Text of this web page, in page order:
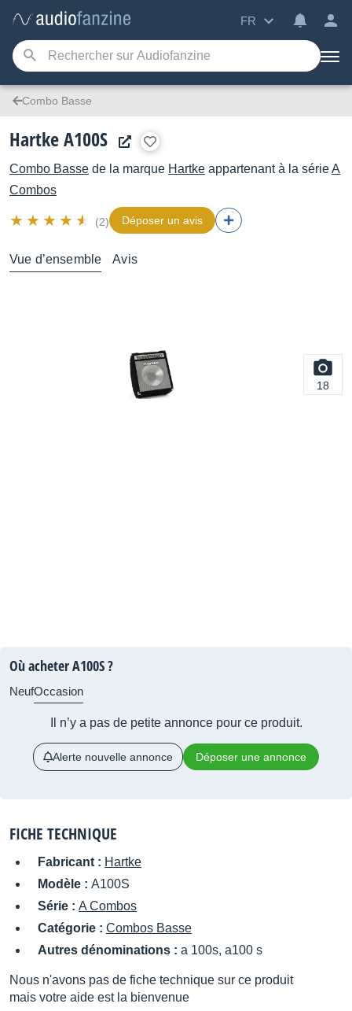
FR
Combo Basse
Hartke A100S
Combo Basse de la marque Hartke appartenant à la sérieA
Combos
(2) Déposer un avis
Vue d’ensemble Avis
18
Où acheter A100S ?
NeufOccasion
Il n’y a pas de petite annonce pour ce produit.
Alerte nouvelle annonce Déposer une annonce
FICHE TECHNIQUE
Fabricant : Hartke
Modèle : A100S
Série : A Combos
Catégorie : Combos Basse
Autres dénominations : a 100s, a100 s
Nous n'avons pas de fiche technique sur ce produit
mais votre aide est la bienvenue